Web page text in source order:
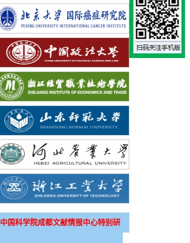
中国科学院成都文献情报中心特别研